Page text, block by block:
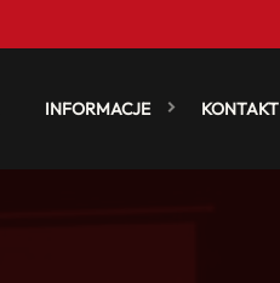
INFORMACJE KONTAKT